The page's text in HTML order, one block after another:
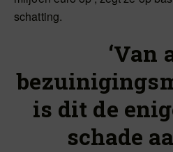
schatting.
‘Van
is dit de
schade